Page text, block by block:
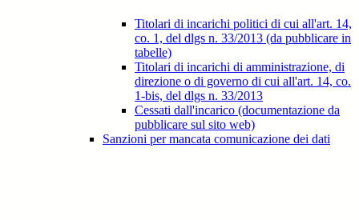
Titolari di incarichi politici di cui all'art. 14,
co. 1, del dlgs n. 33/2013 (da pubblicare in
tabelle)
Titolari di incarichi di amministrazione, di
direzione o di governo di cui all'art. 14, co.
1-bis, del dlgs n. 33/2013
Cessati dall'incarico (documentazione da
pubblicare sul sito web)
Sanzioni per mancata comunicazione dei dati